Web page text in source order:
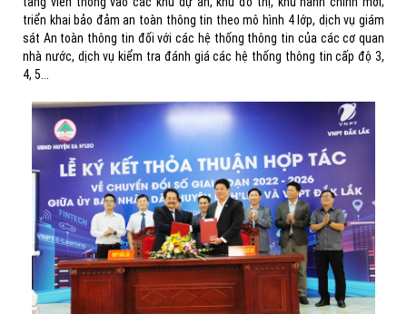
triển khai bảo đảm an toàn thông tin theo mô hình 4 lớp, dịch vụ giám
sát An toàn thông tin đối với các hệ thống thông tin của các cơ quan
nhà nước, dịch vụ kiểm tra đánh giá các hệ thống thông tin cấp độ 3,
4, 5...